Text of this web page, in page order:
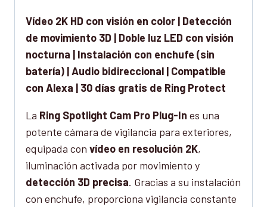
Vídeo 2K HD con visión en color | Detección
de movimiento 3D | Doble luz LED con visión
nocturna | Instalación con enchufe (sin
batería) | Audio bidireccional | Compatible
con Alexa | 30 días gratis de Ring Protect
La Ring Spotlight Cam Pro Plug-In es una
potente cámara de vigilancia para exteriores,
equipada con vídeo en resolución 2K,
iluminación activada por movimiento y
detección 3D precisa. Gracias a su instalación
con enchufe, proporciona vigilancia constante